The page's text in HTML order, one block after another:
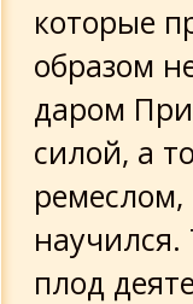
которые
образом
даром
силой, а
научился.
плод